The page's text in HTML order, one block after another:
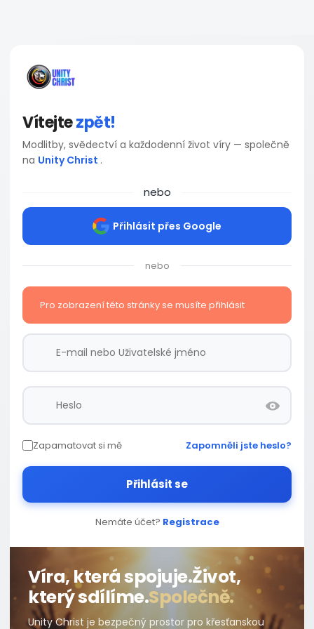
Vítejtezpět!
Modlitby, svědectví a každodenní život víry — společně
na Unity Christ .
nebo
Přihlásit přes Google
nebo
Pro zobrazení této stránky se musíte přihlásit
Zapamatovat si mě Zapomněli jste heslo?
Přihlásit se
Nemáte účet? Registrace
Víra, která spojuje.Život,
který sdílíme.Společně.
Unity Christ je bezpečný prostor pro křesťanskou